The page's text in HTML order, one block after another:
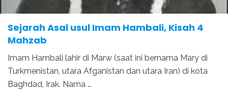
Sejarah Asal usul Imam Hambali, Kisah 4
Mahzab
Imam Hambali lahir di Marw (saat ini bernama Mary di
Turkmenistan, utara Afganistan dan utara Iran) di kota
Baghdad, Irak. Nama …